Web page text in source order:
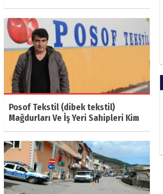
Posof Tekstil (dibek tekstil)
Mağdurları Ve İş Yeri Sahipleri Kim